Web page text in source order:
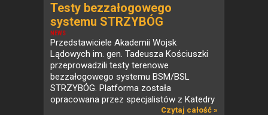
NEWS
Testy bezzałogowego
systemu STRZYBÓG
Przedstawiciele Akademii Wojsk
Lądowych im. gen. Tadeusza Kościuszki
przeprowadzili testy terenowe
bezzałogowego systemu BSM/BSL
STRZYBÓG. Platforma została
opracowana przez specjalistów z Katedry
Czytaj całość »